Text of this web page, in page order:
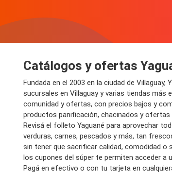
Catálogos y ofertas
Fundada en el 2003 en la ciudad de
sucursales en Villaguay y varias tiendas
comunidad y ofertas, con precios bajos y
productos panificación, chacinados y ofertas
Revisá el folleto Yaguané para aprovechar
verduras, carnes, pescados y más, tan
sin tener que sacrificar calidad, comodidad o
los cupones del súper te permiten acceder a
Pagá en efectivo o con tu tarjeta en